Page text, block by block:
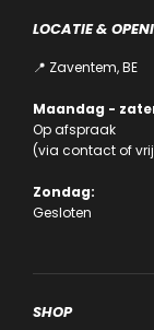
LOCATIE &
📍 Zaventem, BE
Maandag -
Op afspraak
(via contactof
Zondag:
Gesloten
SHOP